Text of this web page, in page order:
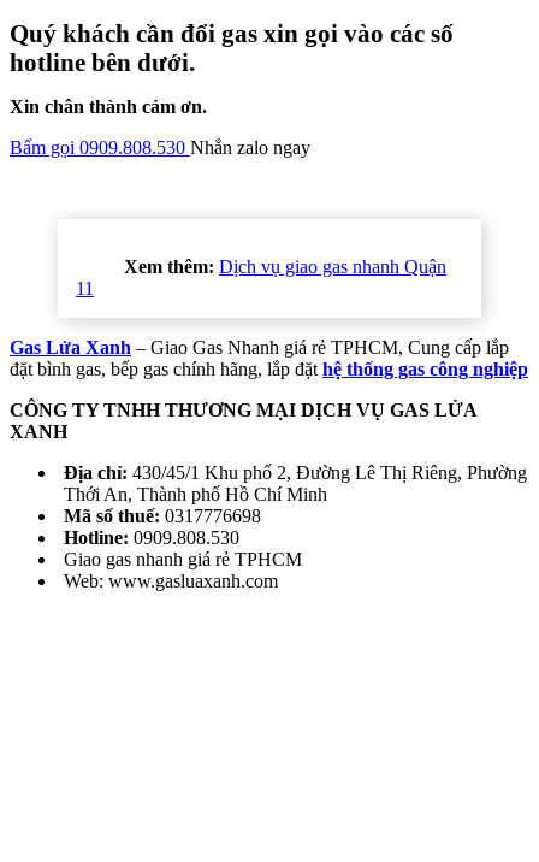
Quý khách cần đổi gas xin gọi vào các số
hotline bên dưới.
Xin chân thành cảm ơn.
Bấm gọi 0909.808.530 Nhắn zalo ngay
Xem thêm: Dịch vụ giao gas nhanh Quận
11
Gas Lửa Xanh – Giao Gas Nhanh giá rẻ TPHCM, Cung cấp lắp
đặt bình gas, bếp gas chính hãng, lắp đặt hệ thống gas công nghiệp
CÔNG TY TNHH THƯƠNG MẠI DỊCH VỤ GAS LỬA
XANH
Địa chỉ: 430/45/1 Khu phố 2, Đường Lê Thị Riêng, Phường
Thới An, Thành phố Hồ Chí Minh
Mã số thuế: 0317776698
Hotline: 0909.808.530
Giao gas nhanh giá rẻ TPHCM
Web: www.gasluaxanh.com